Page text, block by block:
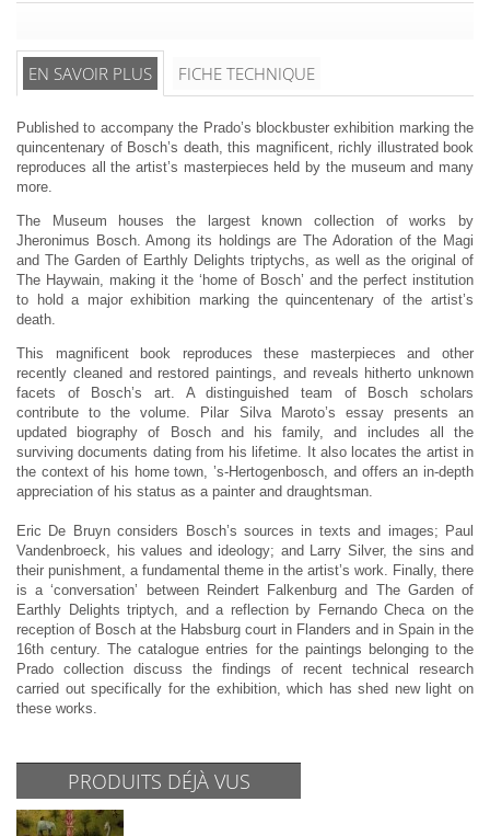
EN SAVOIR PLUS FICHE TECHNIQUE
Published to accompany the Prado’s blockbuster exhibition marking the
quincentenary of Bosch’s death, this magnificent, richly illustrated book
reproduces all the artist’s masterpieces held by the museum and many
more.
The Museum houses the largest known collection of works by
Jheronimus Bosch. Among its holdings are The Adoration of the Magi
and The Garden of Earthly Delights triptychs, as well as the original of
The Haywain, making it the ‘home of Bosch’ and the perfect institution
to hold a major exhibition marking the quincentenary of the artist’s
death.
This magnificent book reproduces these masterpieces and other
recently cleaned and restored paintings, and reveals hitherto unknown
facets of Bosch’s art. A distinguished team of Bosch scholars
contribute to the volume. Pilar Silva Maroto’s essay presents an
updated biography of Bosch and his family, and includes all the
surviving documents dating from his lifetime. It also locates the artist in
the context of his home town, ’s-Hertogenbosch, and offers an in-depth
appreciation of his status as a painter and draughtsman.
Eric De Bruyn considers Bosch’s sources in texts and images; Paul
Vandenbroeck, his values and ideology; and Larry Silver, the sins and
their punishment, a fundamental theme in the artist’s work. Finally, there
is a ‘conversation’ between Reindert Falkenburg and The Garden of
Earthly Delights triptych, and a reflection by Fernando Checa on the
reception of Bosch at the Habsburg court in Flanders and in Spain in the
16th century. The catalogue entries for the paintings belonging to the
Prado collection discuss the findings of recent technical research
carried out specifically for the exhibition, which has shed new light on
these works.
PRODUITS DÉJÀ VUS